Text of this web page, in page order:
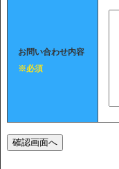
お問い合わせ内容
※必須